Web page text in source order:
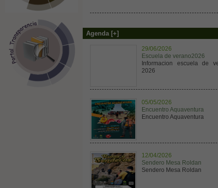
Agenda [+]
29/06/2026
Escuela de verano2026
Informacion escuela de
2026
05/05/2026
Encuentro Aquaventura
Encuentro Aquaventura
12/04/2026
Sendero Mesa Roldan
Sendero Mesa Roldan